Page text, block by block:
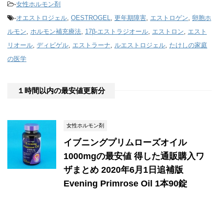
-女性ホルモン剤
-オエストロジェル, OESTROGEL, 更年期障害, エストロゲン, 卵胞ホ
ルモン, ホルモン補充療法, 17β-エストラジオール, エストロン, エスト
リオール, ディビゲル, エストラーナ, ルエストロジェル, たけしの家庭
の医学
１時間以内の最安値更新分
女性ホルモン剤
イブニングプリムローズオイル
1000mgの最安値 得した通販購入ワ
ザまとめ 2020年6月1日追補版
Evening Primrose Oil 1本90錠